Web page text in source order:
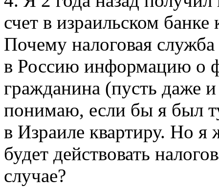
счет в израильском
Почему налоговая
в Россию информацию о
гражданина (пусть даже
понимаю, если бы я был
в Израиле квартиру. Но
будет действовать
случае?